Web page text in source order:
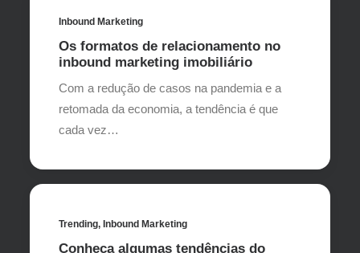
Inbound Marketing
Os formatos de relacionamento no
inbound marketing imobiliário
Com a redução de casos na pandemia e a
retomada da economia, a tendência é que
cada vez…
Trending, Inbound Marketing
Conheça algumas tendências do